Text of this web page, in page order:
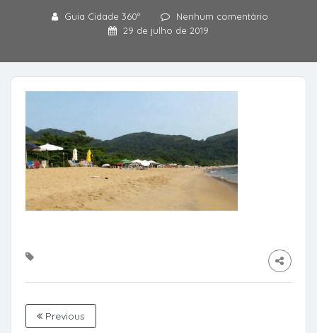
Guia Cidade 360º
Nenhum comentário
29 de julho de 2019
Previous